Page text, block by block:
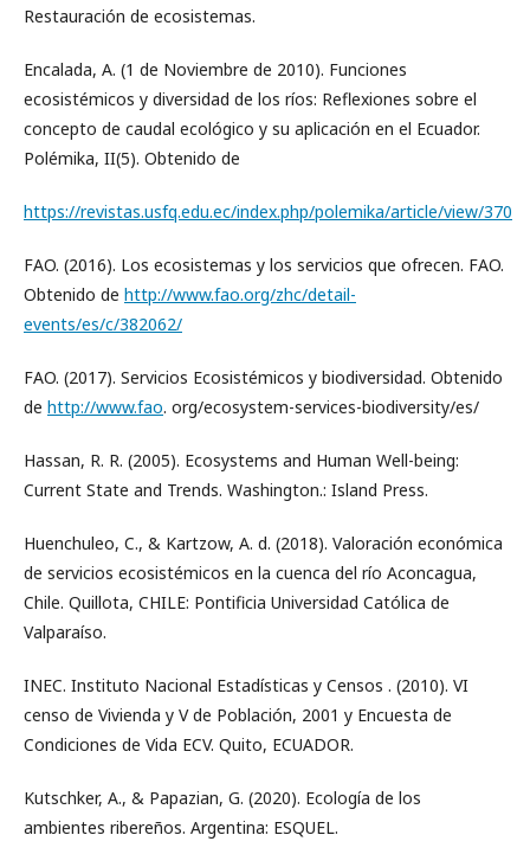
Restauración de ecosistemas.
Encalada, A. (1 de Noviembre de 2010). Funciones
ecosistémicos y diversidad de los ríos: Reflexiones sobre el
concepto de caudal ecológico y su aplicación en el Ecuador.
Polémika, II(5). Obtenido de
https://revistas.usfq.edu.ec/index.php/polemika/article/view/370
FAO. (2016). Los ecosistemas y los servicios que ofrecen. FAO.
Obtenido de http://www.fao.org/zhc/detail-
events/es/c/382062/
FAO. (2017). Servicios Ecosistémicos y biodiversidad. Obtenido
de http://www.fao. org/ecosystem-services-biodiversity/es/
Hassan, R. R. (2005). Ecosystems and Human Well-being:
Current State and Trends. Washington.: Island Press.
Huenchuleo, C., & Kartzow, A. d. (2018). Valoración económica
de servicios ecosistémicos en la cuenca del río Aconcagua,
Chile. Quillota, CHILE: Pontificia Universidad Católica de
Valparaíso.
INEC. Instituto Nacional Estadísticas y Censos . (2010). VI
censo de Vivienda y V de Población, 2001 y Encuesta de
Condiciones de Vida ECV. Quito, ECUADOR.
Kutschker, A., & Papazian, G. (2020). Ecología de los
ambientes ribereños. Argentina: ESQUEL.